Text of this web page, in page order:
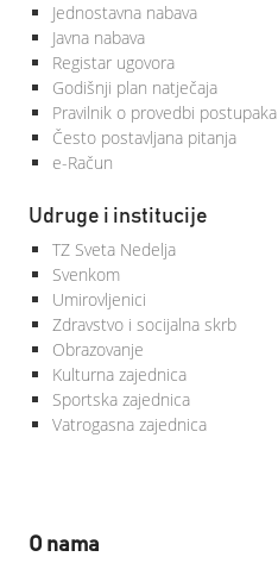
Jednostavna nabava
Javna nabava
Registar ugovora
Godišnji plan natječaja
Pravilnik o provedbi
Često postavljana pitanja
e-Račun
Udruge i institucije
TZ Sveta Nedelja
Svenkom
Umirovljenici
Zdravstvo i socijalna skrb
Obrazovanje
Kulturna zajednica
Sportska zajednica
Vatrogasna zajednica
O nama